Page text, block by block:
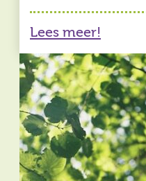
Lees meer!